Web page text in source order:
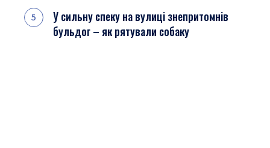
У сильну спеку на вулиці знепритомнів
бульдог – як рятували собаку